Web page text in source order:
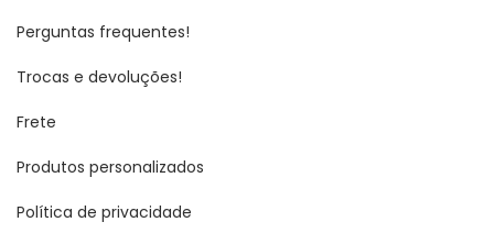
Perguntas frequentes!
Trocas e devoluções!
Frete
Produtos personalizados
Política de privacidade